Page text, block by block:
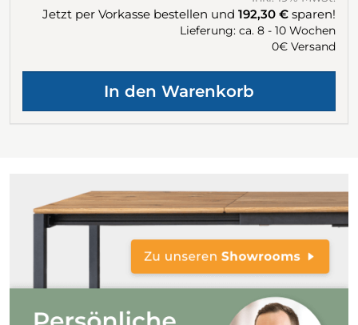
Jetzt per Vorkasse bestellen und 192,30 € sparen!
Lieferung: ca. 8 - 10 Wochen
0€ Versand